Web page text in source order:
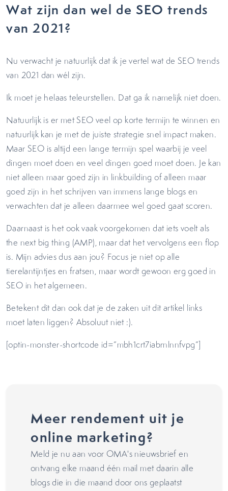
Wat zijn dan wel de SEO trends
van 2021?
Nu verwacht je natuurlijk dat ik je vertel wat de SEO trends
van 2021 dan wél zijn.
Ik moet je helaas teleurstellen. Dat ga ik namelijk niet doen.
Natuurlijk is er met SEO veel op korte termijn te winnen en
natuurlijk kan je met de juiste strategie snel impact maken.
Maar SEO is altijd een lange termijn spel waarbij je veel
dingen moet doen en veel dingen goed moet doen. Je kan
niet alleen maar goed zijn in linkbuilding of alleen maar
goed zijn in het schrijven van immens lange blogs en
verwachten dat je alleen daarmee wel goed gaat scoren.
Daarnaast is het ook vaak voorgekomen dat iets voelt als
the next big thing (AMP), maar dat het vervolgens een flop
is. Mijn advies dus aan jou? Focus je niet op alle
tierelantijntjes en fratsen, maar wordt gewoon erg goed in
SEO in het algemeen.
Betekent dit dan ook dat je de zaken uit dit artikel links
moet laten liggen? Absoluut niet :).
[optin-monster-shortcode id=”mbh1crt7iabrnlnnfvpg”]
Meer rendement uit je
online marketing?
Meld je nu aan voor OMA's nieuwsbrief en
ontvang elke maand één mail met daarin alle
blogs die in die maand door ons geplaatst